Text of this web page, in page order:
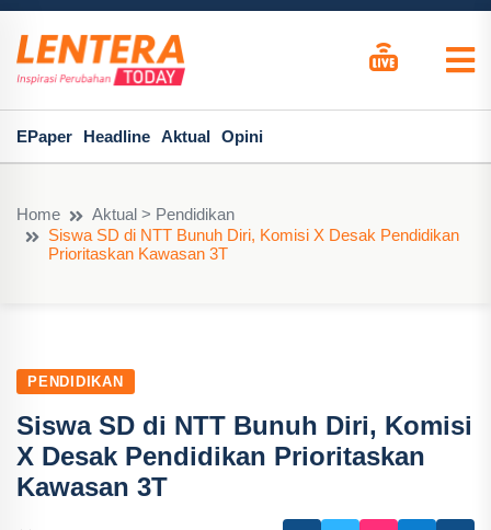
EPaper Headline Aktual Opini
Home
Aktual > Pendidikan
Siswa SD di NTT Bunuh Diri, Komisi X Desak Pendidikan
Prioritaskan Kawasan 3T
PENDIDIKAN
Siswa SD di NTT Bunuh Diri, Komisi
X Desak Pendidikan Prioritaskan
Kawasan 3T